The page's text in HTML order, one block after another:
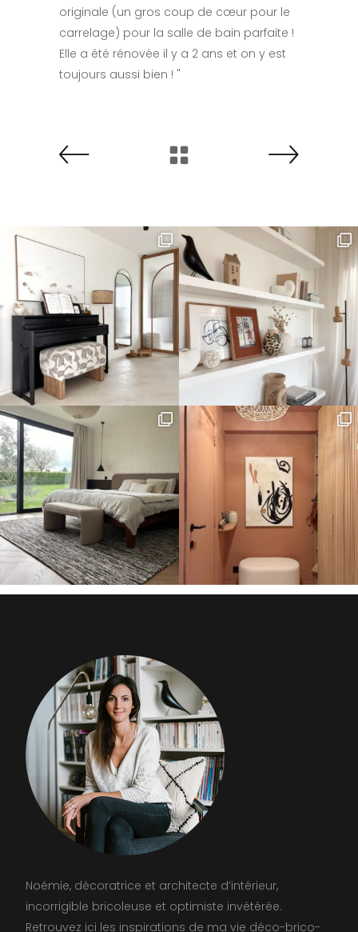
originale (un gros coup de cœur pour le
carrelage) pour la salle de bain parfaite !
Elle a été rénovée il y a 2 ans et on y est
toujours aussi bien ! "
Noémie, décoratrice et architecte d’intérieur,
incorrigible bricoleuse et optimiste invétérée.
Retrouvez ici les inspirations de ma vie déco-brico-